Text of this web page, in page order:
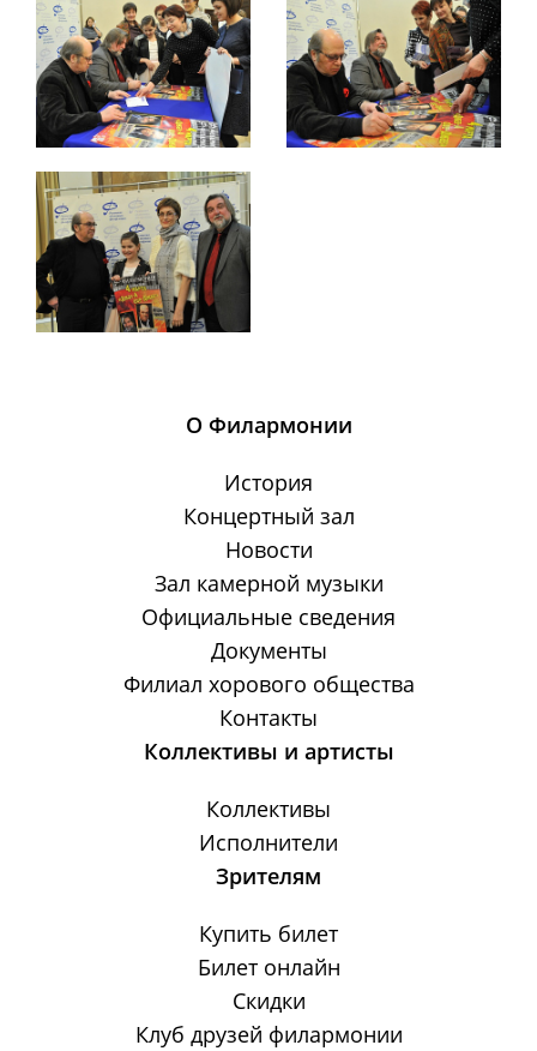
О Филармонии
История
Концертный зал
Новости
Зал камерной музыки
Официальные сведения
Документы
Филиал хорового общества
Контакты
Коллективы и артисты
Коллективы
Исполнители
Зрителям
Купить билет
Билет онлайн
Скидки
Клуб друзей филармонии